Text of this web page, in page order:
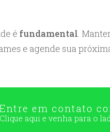
é fundamental.
e agende sua
Entre em contato
Clique aqui e venha para o